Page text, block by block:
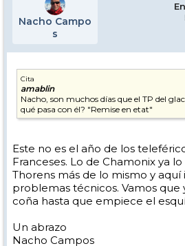
Nacho Campo
s
Cita
amablin
Nacho, son muchos días que el TP del
qué pasa con él? "Remise en etat"
Este no es el año de los
Franceses. Lo de Chamonix ya
Thorens más de lo mismo y
problemas técnicos. Vamos que
coña hasta que empiece el
Un abrazo
Nacho Campos